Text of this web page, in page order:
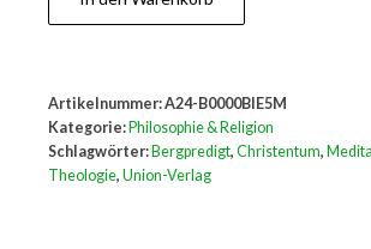
vom
Seligpreisungen
Menge
Artikelnummer:A24-B0000BIE5M
Kategorie: Philosophie & Religion
Schlagwörter: Bergpredigt, Christentum,
Theologie, Union-Verlag